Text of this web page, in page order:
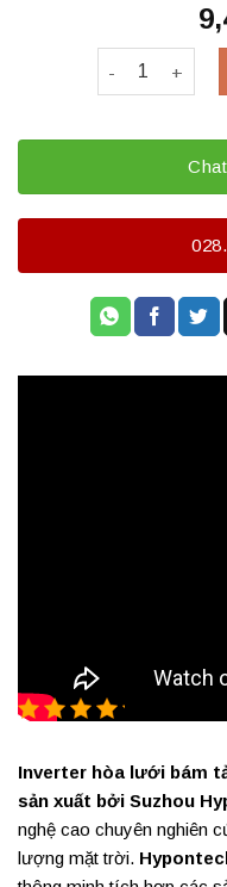
Inverter hòa
Inverter hòa lưới bám
sản xuất bởi Suzhou
nghệ cao chuyên nghiên
lượng mặt trời.